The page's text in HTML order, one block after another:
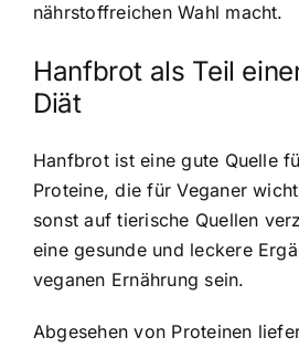
nährstoffreichen Wahl macht.
Hanfbrot als Teil
Diät
Hanfbrot ist eine gute Quelle
Proteine, die für Veganer
sonst auf tierische Quellen
eine gesunde und leckere
veganen Ernährung sein.
Abgesehen von Proteinen